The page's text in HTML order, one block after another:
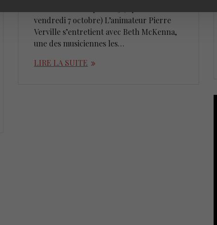
vendredi 7 octobre) L’animateur Pierre
Verville s’entretient avec Beth McKenna,
une des musiciennes les…
LIRE LA SUITE